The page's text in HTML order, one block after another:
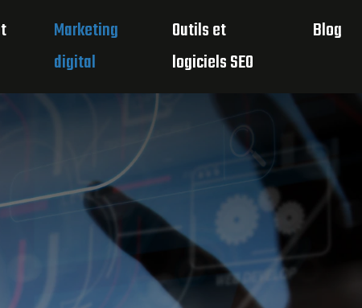
Marketing
digital
Outils et
logiciels SEO
Blog